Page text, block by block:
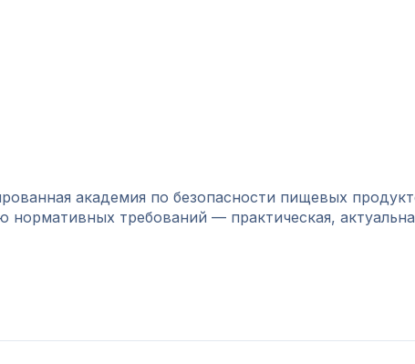
академия по безопасности пищевых
нормативных требований — практическая,